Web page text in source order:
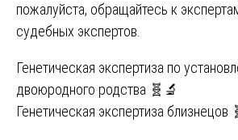
пожалуйста, обращайтесь к
судебных экспертов.
Навигация
по
Генетическая экспертиза по
двоюродного родства 🧬🔬
Генетическая экспертиза близнецов